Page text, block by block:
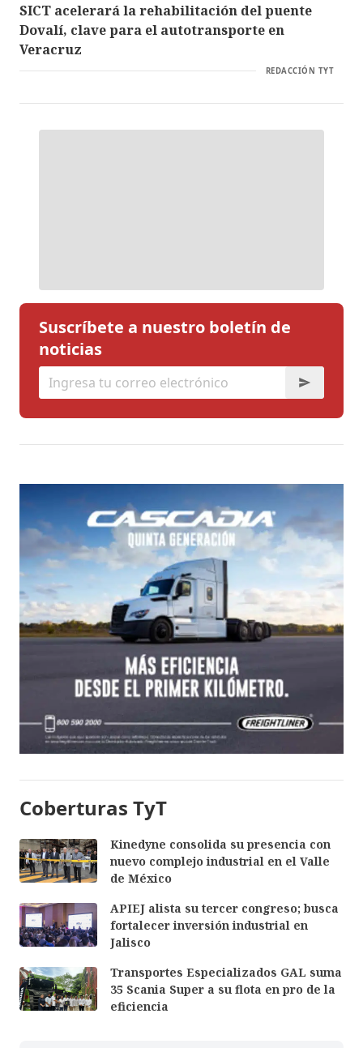
SICT acelerará la rehabilitación del puente
Dovalí, clave para el autotransporte en
Veracruz
REDACCIÓN TYT
Suscríbete a nuestro boletín de
noticias
Coberturas TyT
Kinedyne consolida su presencia con
nuevo complejo industrial en el Valle
de México
APIEJ alista su tercer congreso; busca
fortalecer inversión industrial en
Jalisco
Transportes Especializados GAL suma
35 Scania Super a su flota en pro de la
eficiencia